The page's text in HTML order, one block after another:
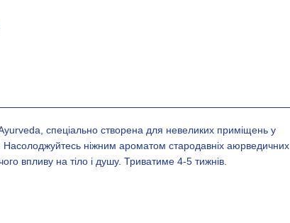
спеціально створена для невеликих приміщень у
ніжним ароматом стародавніх аюрведичних
впливу на тіло і душу. Триватиме 4-5 тижнів.